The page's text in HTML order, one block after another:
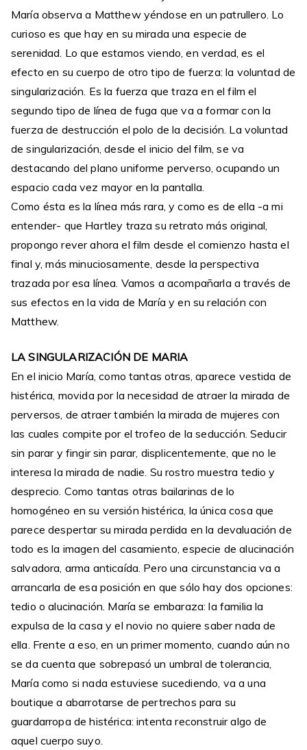
María observa a Matthew yéndose en un patrullero. Lo
curioso es que hay en su mirada una especie de
serenidad. Lo que estamos viendo, en verdad, es el
efecto en su cuerpo de otro tipo de fuerza: la voluntad de
singularización. Es la fuerza que traza en el film el
segundo tipo de línea de fuga que va a formar con la
fuerza de destrucción el polo de la decisión. La voluntad
de singularización, desde el inicio del film, se va
destacando del plano uniforme perverso, ocupando un
espacio cada vez mayor en la pantalla.
Como ésta es la línea más rara, y como es de ella -a mi
entender- que Hartley traza su retrato más original,
propongo rever ahora el film desde el comienzo hasta el
final y, más minuciosamente, desde la perspectiva
trazada por esa línea. Vamos a acompañarla a través de
sus efectos en la vida de María y en su relación con
Matthew.
LA SINGULARIZACIÓN DE MARIA
En el inicio María, como tantas otras, aparece vestida de
histérica, movida por la necesidad de atraer la mirada de
perversos, de atraer también la mirada de mujeres con
las cuales compite por el trofeo de la seducción. Seducir
sin parar y fingir sin parar, displicentemente, que no le
interesa la mirada de nadie. Su rostro muestra tedio y
desprecio. Como tantas otras bailarinas de lo
homogéneo en su versión histérica, la única cosa que
parece despertar su mirada perdida en la devaluación de
todo es la imagen del casamiento, especie de alucinación
salvadora, arma anticaída. Pero una circunstancia va a
arrancarla de esa posición en que sólo hay dos opciones:
tedio o alucinación. María se embaraza: la familia la
expulsa de la casa y el novio no quiere saber nada de
ella. Frente a eso, en un primer momento, cuando aún no
se da cuenta que sobrepasó un umbral de tolerancia,
María como si nada estuviese sucediendo, va a una
boutique a abarrotarse de pertrechos para su
guardarropa de histérica: intenta reconstruir algo de
aquel cuerpo suyo.